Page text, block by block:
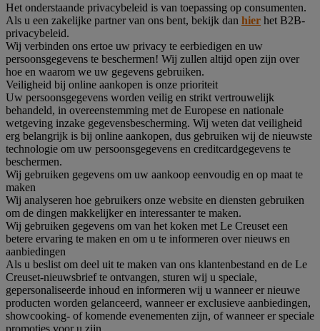
Het onderstaande privacybeleid is van toepassing op consumenten.
Als u een zakelijke partner van ons bent, bekijk dan hier het B2B-
privacybeleid.
Wij verbinden ons ertoe uw privacy te eerbiedigen en uw
persoonsgegevens te beschermen! Wij zullen altijd open zijn over
hoe en waarom we uw gegevens gebruiken.
Veiligheid bij online aankopen is onze prioriteit
Uw persoonsgegevens worden veilig en strikt vertrouwelijk
behandeld, in overeenstemming met de Europese en nationale
wetgeving inzake gegevensbescherming. Wij weten dat veiligheid
erg belangrijk is bij online aankopen, dus gebruiken wij de nieuwste
technologie om uw persoonsgegevens en creditcardgegevens te
beschermen.
Wij gebruiken gegevens om uw aankoop eenvoudig en op maat te
maken
Wij analyseren hoe gebruikers onze website en diensten gebruiken
om de dingen makkelijker en interessanter te maken.
Wij gebruiken gegevens om van het koken met Le Creuset een
betere ervaring te maken en om u te informeren over nieuws en
aanbiedingen
Als u beslist om deel uit te maken van ons klantenbestand en de Le
Creuset-nieuwsbrief te ontvangen, sturen wij u speciale,
gepersonaliseerde inhoud en informeren wij u wanneer er nieuwe
producten worden gelanceerd, wanneer er exclusieve aanbiedingen,
showcooking- of komende evenementen zijn, of wanneer er speciale
promoties voor u zijn.